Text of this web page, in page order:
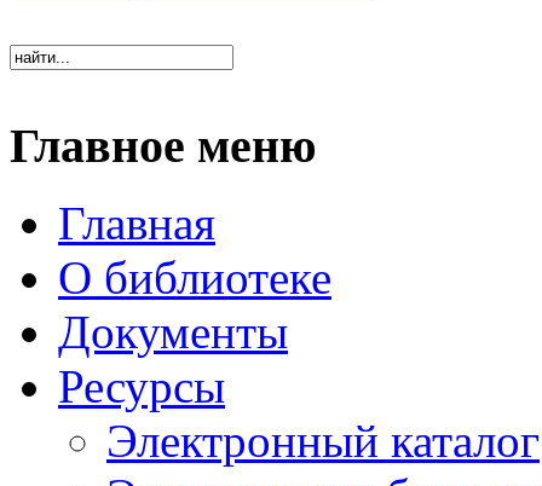
Главное меню
Главная
О библиотеке
Документы
Ресурсы
Электронный каталог